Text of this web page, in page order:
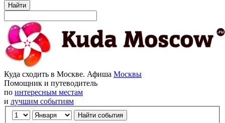
Найти
Куда сходить в Москве. Афиша Москвы
Помощник и путеводитель
по интересным местам
и лучшим событиям